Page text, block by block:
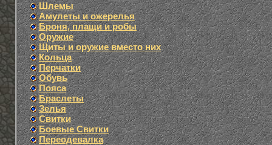
Шлемы
Амулеты и ожерелья
Броня, плащи и робы
Оружие
Щиты и оружие вместо них
Кольца
Перчатки
Обувь
Пояса
Браслеты
Зелья
Свитки
Боевые Свитки
Переодевалка